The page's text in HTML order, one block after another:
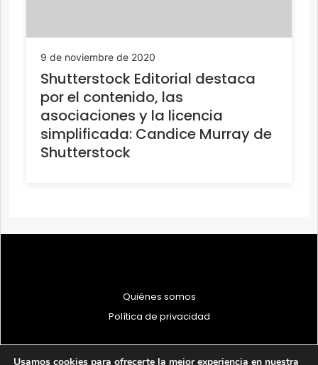
9 de noviembre de 2020
Shutterstock Editorial destaca
por el contenido, las
asociaciones y la licencia
simplificada: Candice Murray de
Shutterstock
Quiénes somos
Política de privacidad
Usamos cookies para ofrecerte la mejor experiencia en nuestra